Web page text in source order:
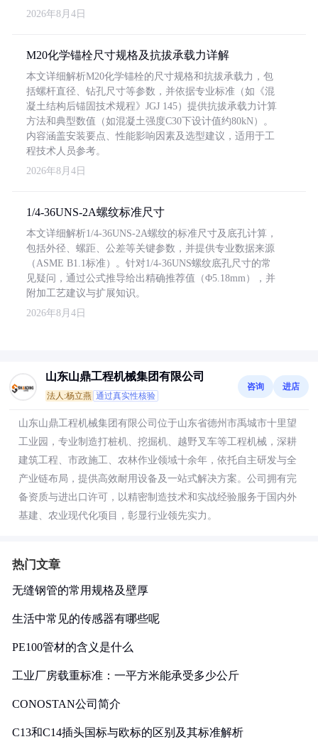
2026年8月4日
M20化学锚栓尺寸规格及抗拔承载力详解
本文详细解析M20化学锚栓的尺寸规格和抗拔承载力，包
括螺杆直径、钻孔尺寸等参数，并依据专业标准（如《混
凝土结构后锚固技术规程》JGJ 145）提供抗拔承载力计算
方法和典型数值（如混凝土强度C30下设计值约80kN）。
内容涵盖安装要点、性能影响因素及选型建议，适用于工
程技术人员参考。
2026年8月4日
1/4-36UNS-2A螺纹标准尺寸
本文详细解析1/4-36UNS-2A螺纹的标准尺寸及底孔计算，
包括外径、螺距、公差等关键参数，并提供专业数据来源
（ASME B1.1标准）。针对1/4-36UNS螺纹底孔尺寸的常
见疑问，通过公式推导给出精确推荐值（Φ5.18mm），并
附加工艺建议与扩展知识。
2026年8月4日
山东山鼎工程机械集团有限公司
法人:杨立燕 通过真实性核验
咨询 进店
山东山鼎工程机械集团有限公司位于山东省德州市禹城市十里望
工业园，专业制造打桩机、挖掘机、越野叉车等工程机械，深耕
建筑工程、市政施工、农林作业领域十余年，依托自主研发与全
产业链布局，提供高效耐用设备及一站式解决方案。公司拥有完
备资质与进出口许可，以精密制造技术和实战经验服务于国内外
基建、农业现代化项目，彰显行业领先实力。
热门文章
无缝钢管的常用规格及壁厚
生活中常见的传感器有哪些呢
PE100管材的含义是什么
工业厂房载重标准：一平方米能承受多少公斤
CONOSTAN公司简介
C13和C14插头国标与欧标的区别及其标准解析